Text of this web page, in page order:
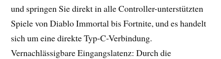
und springen Sie direkt in alle Controller-unterstützten
Spiele von Diablo Immortal bis Fortnite, und es handelt
sich um eine direkte Typ-C-Verbindung.
Vernachlässigbare Eingangslatenz: Durch die